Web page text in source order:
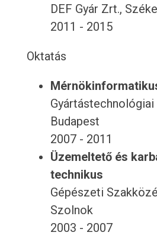
DEF Gyár Zrt.,
2011 - 2015
Oktatás
Gyártástechnológiai
Budapest
2007 - 2011
Üzemeltető és
technikus
Gépészeti
Szolnok
2003 - 2007